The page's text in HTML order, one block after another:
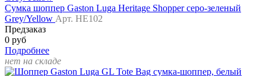
Сумка шоппер Gaston Luga Heritage Shopper серо-зеленый
Grey/Yellow Арт. HE102
Предзаказ
0 руб
Подробнее
нет на складе